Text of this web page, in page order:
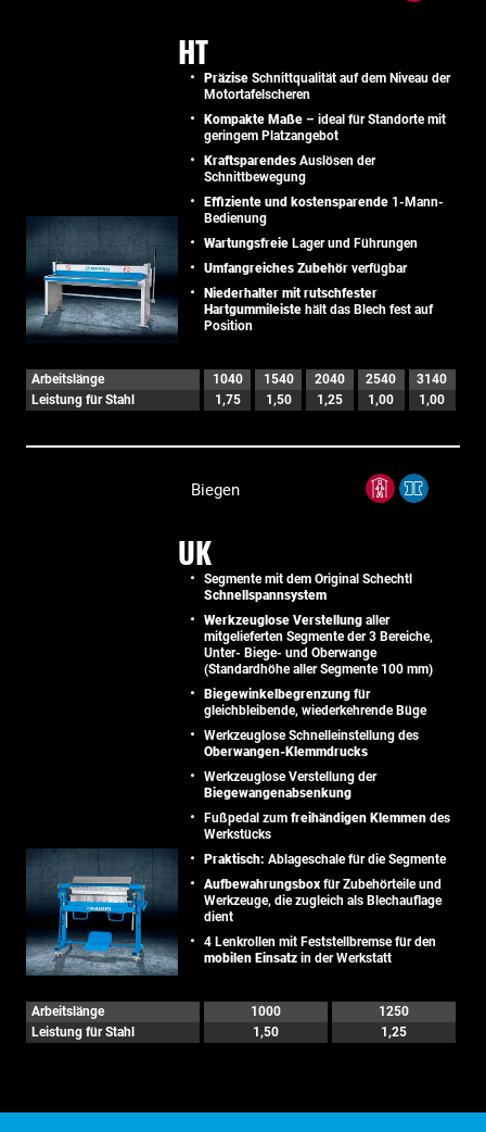
HT
Präzise Schnittqualität auf dem Niveau der
Motortafelscheren
Kompakte Maße – ideal für Standorte mit
geringem Platzangebot
Kraftsparendes Auslösen der
Schnittbewegung
Effiziente und kostensparende 1-Mann-
Bedienung
Wartungsfreie Lager und Führungen
Umfangreiches Zubehör verfügbar
Niederhalter mit rutschfester
Hartgummileiste hält das Blech fest auf
Position
Arbeitslänge 1040 1540 2040 2540
3140
Leistung für Stahl
1,75 1,50 1,25 1,00 1,00
Biegen
UK
Segmente mit dem Original Schechtl
Schnellspannsystem
Werkzeuglose Verstellung aller
mitgelieferten Segmente der 3 Bereiche,
Unter- Biege- und Oberwange
(Standardhöhe aller Segmente 100 mm)
Biegewinkelbegrenzung für
gleichbleibende, wiederkehrende Büge
Werkzeuglose Schnelleinstellung des
Oberwangen-Klemmdrucks
Werkzeuglose Verstellung der
Biegewangenabsenkung
Fußpedal zum freihändigen Klemmen des
Werkstücks
Praktisch: Ablageschale für die Segmente
Aufbewahrungsbox für Zubehörteile und
Werkzeuge, die zugleich als Blechauflage
dient
4 Lenkrollen mit Feststellbremse für den
mobilen Einsatz in der Werkstatt
Arbeitslänge 1000
1250
Leistung für Stahl
1,50 1,25